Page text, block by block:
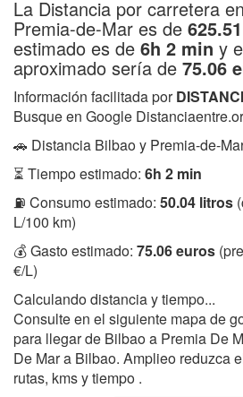
La Distancia por carretera
Premia-de-Mar es de
estimado es de 6h 2 min y
aproximado sería de 75.06
Información facilitada por
Busque en Google
🚗 Distancia Bilbao y Premia-de-
⏳ Tiempo estimado: 6h 2 min
⛽ Consumo estimado: 50.04 litros
L/100 km)
💰 Gasto estimado: 75.06 euros
€/L)
Calculando distancia y tiempo...
Consulte en el siguiente mapa de
para llegar de Bilbao a Premia De
De Mar a Bilbao. Amplieo reduzca
rutas, kms y tiempo .